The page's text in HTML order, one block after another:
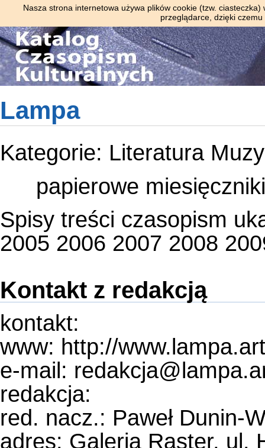
Nasza strona internetowa używa plików cookie (tzw.
przeglądarce, dzięki
Lampa
Kategorie: Literatura
papierowe
Spisy treści czasopism
2005 2006 2007 2008
Kontakt z redakcją
kontakt:
www: http://
e-mail:
redakcja:
red. nacz.: Paweł Dunin-
adres: Galeria Raster, ul.